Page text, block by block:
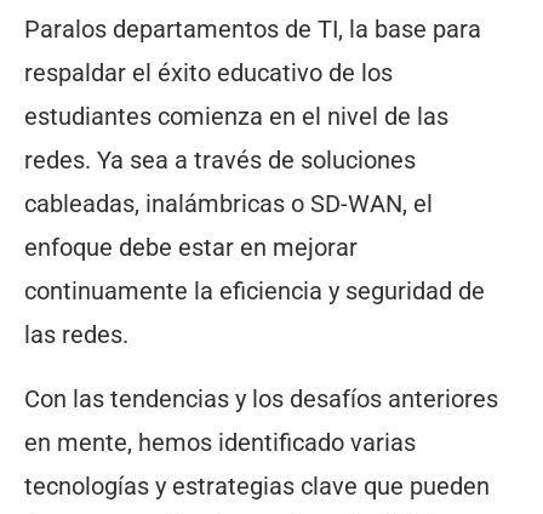
Paralos departamentos de TI, la base para
respaldar el éxito educativo de los
estudiantes comienza en el nivel de las
redes. Ya sea a través de soluciones
cableadas, inalámbricas o SD-WAN, el
enfoque debe estar en mejorar
continuamente la eficiencia y seguridad de
las redes.
Con las tendencias y los desafíos anteriores
en mente, hemos identificado varias
tecnologías y estrategias clave que pueden